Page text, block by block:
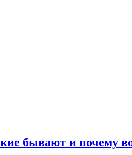
бывают и почему